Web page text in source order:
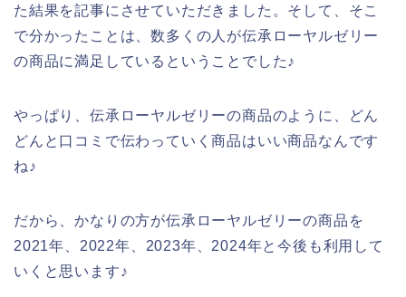
た結果を記事にさせていただきました。そして、そこ
で分かったことは、数多くの人が伝承ローヤルゼリー
の商品に満足しているということでした♪
やっぱり、伝承ローヤルゼリーの商品のように、どん
どんと口コミで伝わっていく商品はいい商品なんです
ね♪
だから、かなりの方が伝承ローヤルゼリーの商品を
2021年、2022年、2023年、2024年と今後も利用して
いくと思います♪